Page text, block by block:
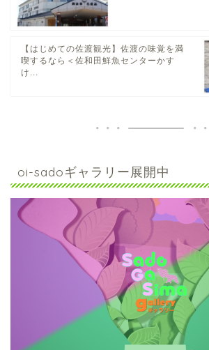
【はじめての佐渡観光】佐渡の味覚を満
喫するなら＜佐和田鮮魚センターかす
け...
oi-sadoギャラリー展開中